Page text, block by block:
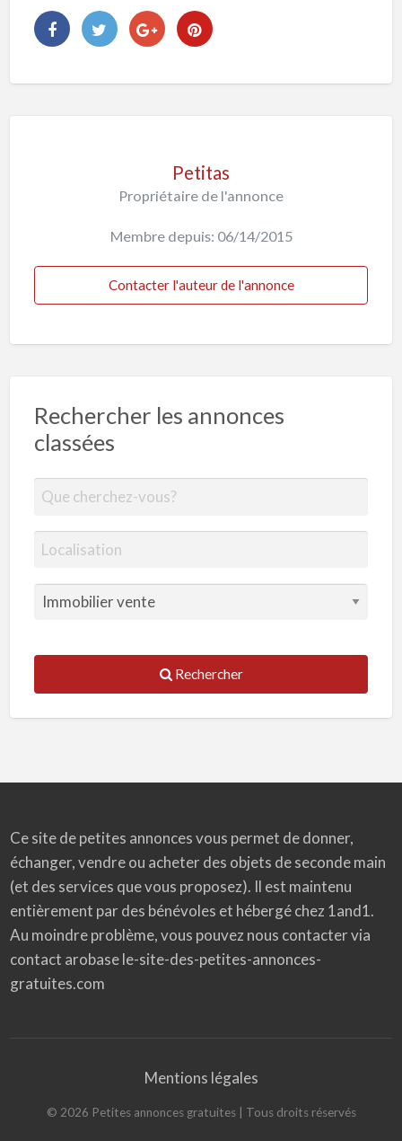
Petitas
Propriétaire de l'annonce
Membre depuis: 06/14/2015
Contacter l'auteur de l'annonce
Rechercher les annonces
classées
Rechercher
Ce site de petites annonces vous permet de donner,
échanger, vendre ou acheter des objets de seconde main
(et des services que vous proposez). Il est maintenu
entièrement par des bénévoles et hébergé chez 1and1.
Au moindre problème, vous pouvez nous contacter via
contact arobase le-site-des-petites-annonces-
gratuites.com
Mentions légales
© 2026 Petites annonces gratuites| Tous droits réservés